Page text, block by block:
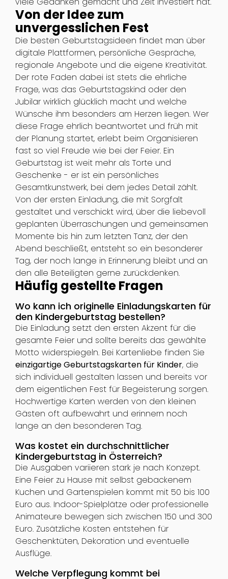
Von der Idee zum
unvergesslichen Fest
Die besten Geburtstagsideen findet man über
digitale Plattformen, persönliche Gespräche,
regionale Angebote und die eigene Kreativität.
Der rote Faden dabei ist stets die ehrliche
Frage, was das Geburtstagskind oder den
Jubilar wirklich glücklich macht und welche
Wünsche ihm besonders am Herzen liegen. Wer
diese Frage ehrlich beantwortet und früh mit
der Planung startet, erlebt beim Organisieren
fast so viel Freude wie bei der Feier. Ein
Geburtstag ist weit mehr als Torte und
Geschenke - er ist ein persönliches
Gesamtkunstwerk, bei dem jedes Detail zählt.
Von der ersten Einladung, die mit Sorgfalt
gestaltet und verschickt wird, über die liebevoll
geplanten Überraschungen und gemeinsamen
Momente bis hin zum letzten Tanz, der den
Abend beschließt, entsteht so ein besonderer
Tag, der noch lange in Erinnerung bleibt und an
den alle Beteiligten gerne zurückdenken.
Häufig gestellte Fragen
Wo kann ich originelle Einladungskarten für
den Kindergeburtstag bestellen?
Die Einladung setzt den ersten Akzent für die
gesamte Feier und sollte bereits das gewählte
Motto widerspiegeln. Bei Kartenliebe finden Sie
einzigartige Geburtstagskarten für Kinder, die
sich individuell gestalten lassen und bereits vor
dem eigentlichen Fest für Begeisterung sorgen.
Hochwertige Karten werden von den kleinen
Gästen oft aufbewahrt und erinnern noch
lange an den besonderen Tag.
Was kostet ein durchschnittlicher
Kindergeburtstag in Österreich?
Die Ausgaben variieren stark je nach Konzept.
Eine Feier zu Hause mit selbst gebackenem
Kuchen und Gartenspielen kommt mit 50 bis 100
Euro aus. Indoor-Spielplätze oder professionelle
Animateure bewegen sich zwischen 150 und 300
Euro. Zusätzliche Kosten entstehen für
Geschenktüten, Dekoration und eventuelle
Ausflüge.
Welche Verpflegung kommt bei